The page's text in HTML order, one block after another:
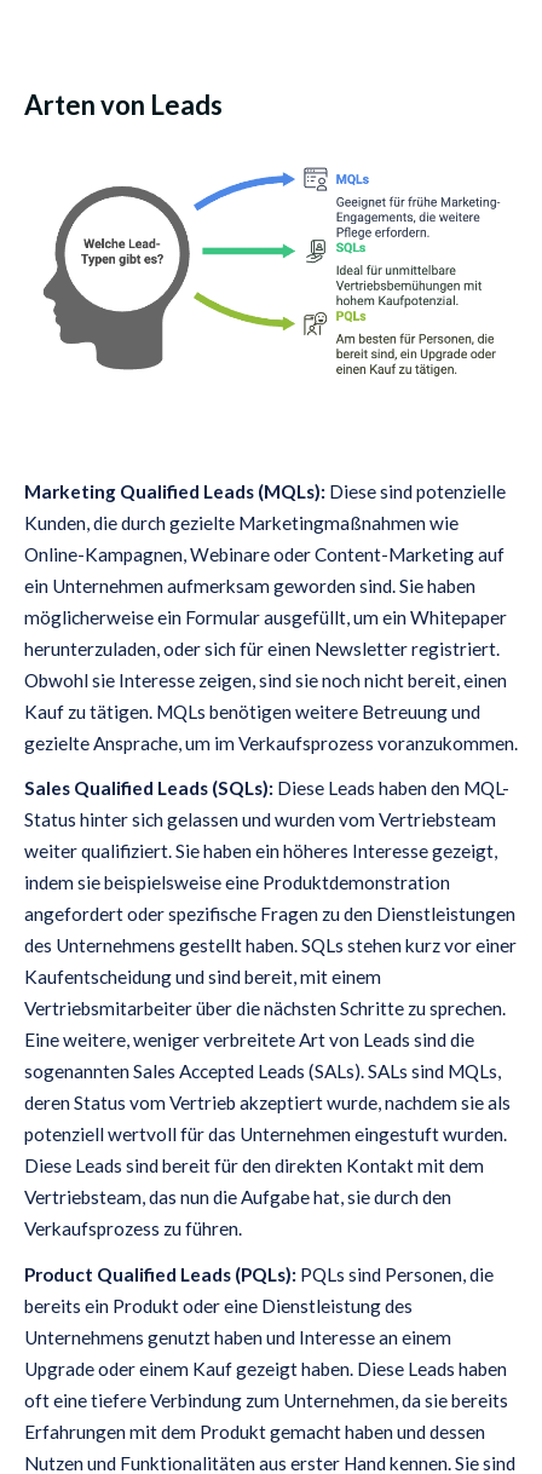
Arten von Leads
Marketing Qualified Leads (MQLs): Diese sind potenzielle
Kunden, die durch gezielte Marketingmaßnahmen wie
Online-Kampagnen, Webinare oder Content-Marketing auf
ein Unternehmen aufmerksam geworden sind. Sie haben
möglicherweise ein Formular ausgefüllt, um ein Whitepaper
herunterzuladen, oder sich für einen Newsletter registriert.
Obwohl sie Interesse zeigen, sind sie noch nicht bereit, einen
Kauf zu tätigen. MQLs benötigen weitere Betreuung und
gezielte Ansprache, um im Verkaufsprozess voranzukommen.
Sales Qualified Leads (SQLs): Diese Leads haben den MQL-
Status hinter sich gelassen und wurden vom Vertriebsteam
weiter qualifiziert. Sie haben ein höheres Interesse gezeigt,
indem sie beispielsweise eine Produktdemonstration
angefordert oder spezifische Fragen zu den Dienstleistungen
des Unternehmens gestellt haben. SQLs stehen kurz vor einer
Kaufentscheidung und sind bereit, mit einem
Vertriebsmitarbeiter über die nächsten Schritte zu sprechen.
Eine weitere, weniger verbreitete Art von Leads sind die
sogenannten Sales Accepted Leads (SALs). SALs sind MQLs,
deren Status vom Vertrieb akzeptiert wurde, nachdem sie als
potenziell wertvoll für das Unternehmen eingestuft wurden.
Diese Leads sind bereit für den direkten Kontakt mit dem
Vertriebsteam, das nun die Aufgabe hat, sie durch den
Verkaufsprozess zu führen.
Product Qualified Leads (PQLs): PQLs sind Personen, die
bereits ein Produkt oder eine Dienstleistung des
Unternehmens genutzt haben und Interesse an einem
Upgrade oder einem Kauf gezeigt haben. Diese Leads haben
oft eine tiefere Verbindung zum Unternehmen, da sie bereits
Erfahrungen mit dem Produkt gemacht haben und dessen
Nutzen und Funktionalitäten aus erster Hand kennen. Sie sind